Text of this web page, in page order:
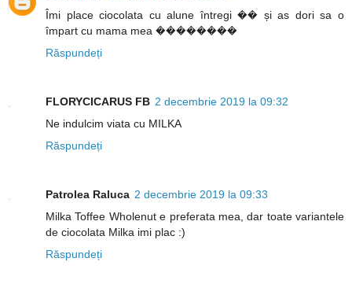
Îmi place ciocolata cu alune întregi �� și as dori sa o
împart cu mama mea ��������
Răspundeți
FLORYCICARUS FB 2 decembrie 2019 la 09:32
Ne indulcim viata cu MILKA
Răspundeți
Patrolea Raluca 2 decembrie 2019 la 09:33
Milka Toffee Wholenut e preferata mea, dar toate variantele
de ciocolata Milka imi plac :)
Răspundeți